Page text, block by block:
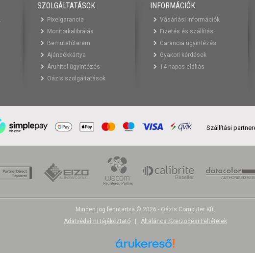
SZOLGÁLTATÁSOK
Pixelgarancia
Monitorkalibrálás
Bemutatóterem
Ajándékkártya
Áruhitel ügyintézés
Oázis szolgáltatások
INFORMÁCIÓK
Vásárlási információk
Fizetés és szállítás
Garancia ügyintézés
Gyakori kérdések
14 napos elállás
Szállítási
Minden jog fenntartva © 2026 - Oázis Computer Kft.
Adatvédelmi tájékoztató
| Általános Szerződési Feltételek